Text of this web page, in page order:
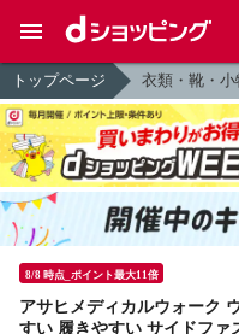
トップページ 衣類・靴・小
8/8 時点_ポイント最大11倍
アサヒメディカルウォーク
すい 履きやすい サイドファ